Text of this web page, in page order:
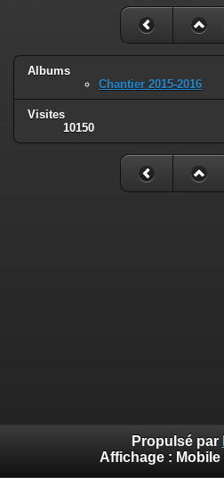
Albums
Chantier 2015-2016
Visites
10150
Propulsé par
Affichage : Mobile